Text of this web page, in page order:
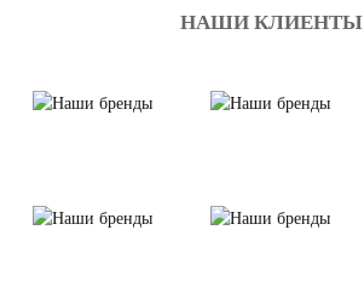
НАШИ КЛИЕНТЫ